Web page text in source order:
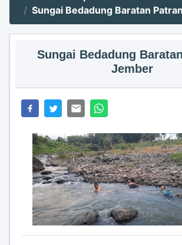
Sungai Bedadung Baratan
Sungai Bedadung
Jember